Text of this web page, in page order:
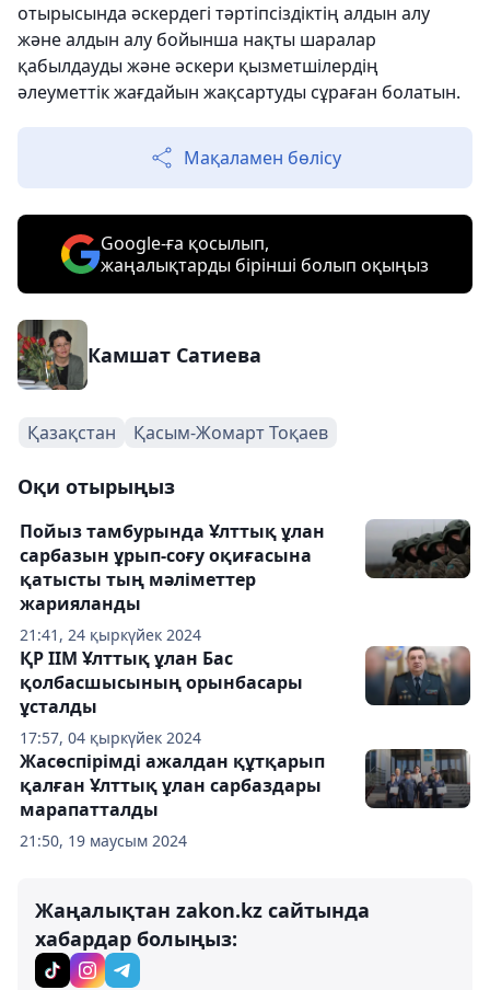
отырысында әскердегі тәртіпсіздіктің алдын алу
және алдын алу бойынша нақты шаралар
қабылдауды және әскери қызметшілердің
әлеуметтік жағдайын жақсартуды сұраған болатын.
Мақаламен бөлісу
Google-ға қосылып,
жаңалықтарды бірінші болып оқыңыз
Камшат Сатиева
Қазақстан Қасым-Жомарт Тоқаев
Оқи отырыңыз
21:41, 24 қыркүйек 2024
Пойыз тамбурында Ұлттық ұлан
сарбазын ұрып-соғу оқиғасына
қатысты тың мәліметтер
жарияланды
17:57, 04 қыркүйек 2024
ҚР ІІМ Ұлттық ұлан Бас
қолбасшысының орынбасары
ұсталды
21:50, 19 маусым 2024
Жасөспірімді ажалдан құтқарып
қалған Ұлттық ұлан сарбаздары
марапатталды
Жаңалықтан zakon.kz сайтында
хабардар болыңыз: